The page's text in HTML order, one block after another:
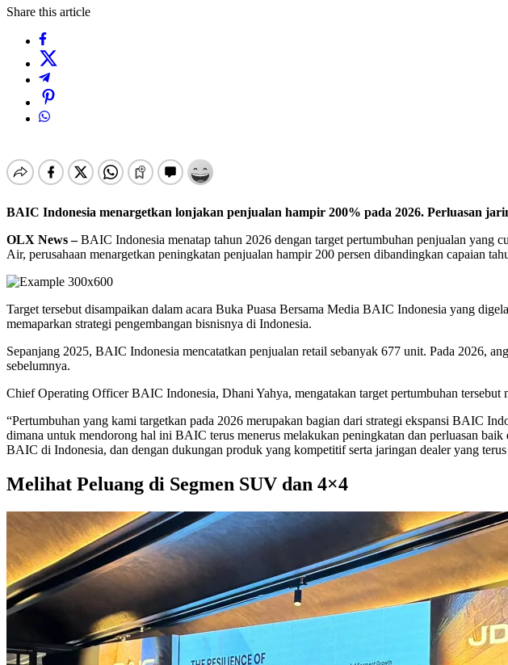
Share this article
BAIC Indonesia menargetkan lonjakan penjualan hampir 200% pada 2026. Perluasan
OLX News –BAIC Indonesia menatap tahun 2026 dengan target pertumbuhan penjualan
Air, perusahaan menargetkan peningkatan penjualan hampir 200 persen dibandingkan capaian
Target tersebut disampaikan dalam acara Buka Puasa Bersama Media BAIC Indonesia yang
memaparkan strategi pengembangan bisnisnya di Indonesia.
Sepanjang 2025, BAIC Indonesia mencatatkan penjualan retail sebanyak 677 unit. Pada 2026,
sebelumnya.
Chief Operating Officer BAIC Indonesia, Dhani Yahya, mengatakan target pertumbuhan
“Pertumbuhan yang kami targetkan pada 2026 merupakan bagian dari strategi ekspansi BAIC
dimana untuk mendorong hal ini BAIC terus menerus melakukan peningkatan dan perluasan
BAIC di Indonesia, dan dengan dukungan produk yang kompetitif serta jaringan dealer yang
Melihat Peluang di Segmen SUV dan 4×4